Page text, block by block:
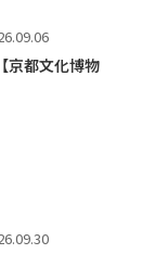
京都文化博物